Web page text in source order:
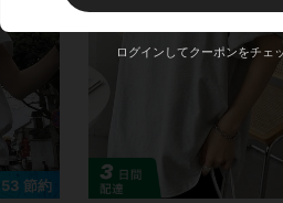
節約
ログインしてクーポンをチェ